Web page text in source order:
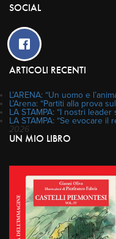
SOCIAL
ARTICOLI RECENTI
L’ARENA: “Un uomo e
L’Arena: “Partiti alla prova
LA STAMPA: “I nostri
LA STAMPA: “Se evocare il
2026
UN MIO LIBRO